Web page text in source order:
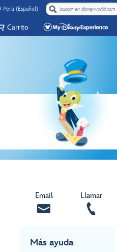
Perú (Español)
Carrito
Email Llamar
Más ayuda